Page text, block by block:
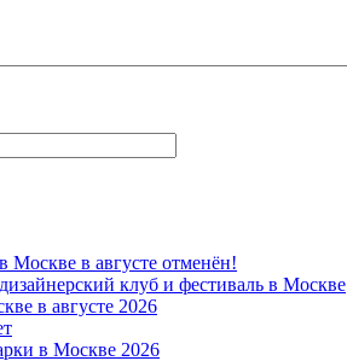
в августе отменён!
клуб и фестиваль в Москве
в августе 2026
в Москве 2026